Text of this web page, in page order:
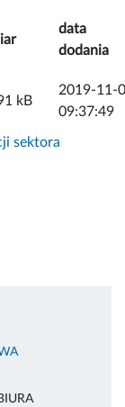
data
dodania
kB
2019-11-
09:37:49
sektora